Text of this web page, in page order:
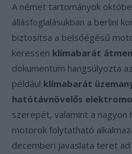
A német tartományok
állásfoglalásukban a berlini
biztosítsa a belsőégésű
keressen klímabarát
dokumentum hangsúlyozta
például klímabarát
hatótávnövelős
szerepét, valamint a nagyon
motorok folytatható
decemberi javaslata teret